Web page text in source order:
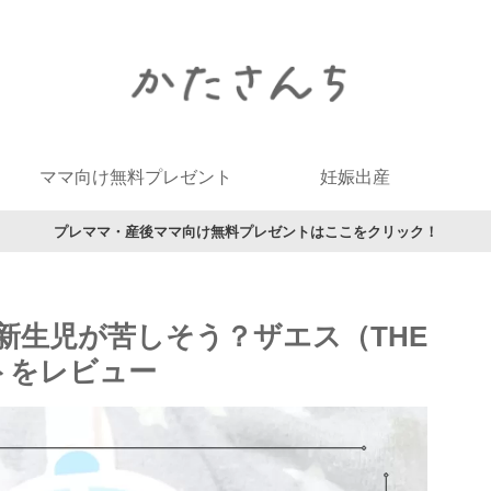
ママ向け無料プレゼント 妊娠出産
プレママ・産後ママ向け無料プレゼントはここをクリック！
生児が苦しそう？ザエス（THE
をレビュー